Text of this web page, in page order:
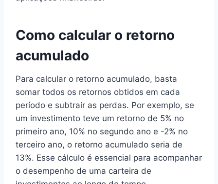
Como calcular o retorno
acumulado
Para calcular o retorno acumulado, basta
somar todos os retornos obtidos em cada
período e subtrair as perdas. Por exemplo, se
um investimento teve um retorno de 5% no
primeiro ano, 10% no segundo ano e -2% no
terceiro ano, o retorno acumulado seria de
13%. Esse cálculo é essencial para acompanhar
o desempenho de uma carteira de